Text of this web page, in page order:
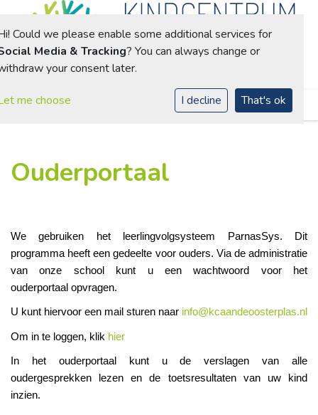
Toggle navigation
Ouderportaal
We gebruiken het leerlingvolgsysteem ParnasSys. Dit
programma heeft een gedeelte voor ouders. Via de administratie
van onze school kunt u een wachtwoord voor het
ouderportaal opvragen.
U kunt hiervoor een mail sturen naar info@kcaandeoosterplas.nl
Om in te loggen, klik hier
In het ouderportaal kunt u de verslagen van alle
oudergesprekken lezen en de toetsresultaten van uw kind
inzien.
Could we please enable some additional services for
Media & Tracking? You can always change or
your consent later.
me choose I decline That's ok